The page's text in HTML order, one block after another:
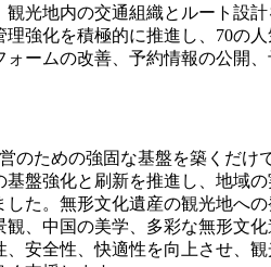
光地内の交通組織とルート設
強化を積極的に推進し、70の
ームの改善、予約情報の公開
のための強固な基盤を築くだけ
盤強化と刷新を推進し、地域の
た。無形文化遺産の観光地へ
、中国の美学、多彩な無形文
安全性、快適性を向上させ、観